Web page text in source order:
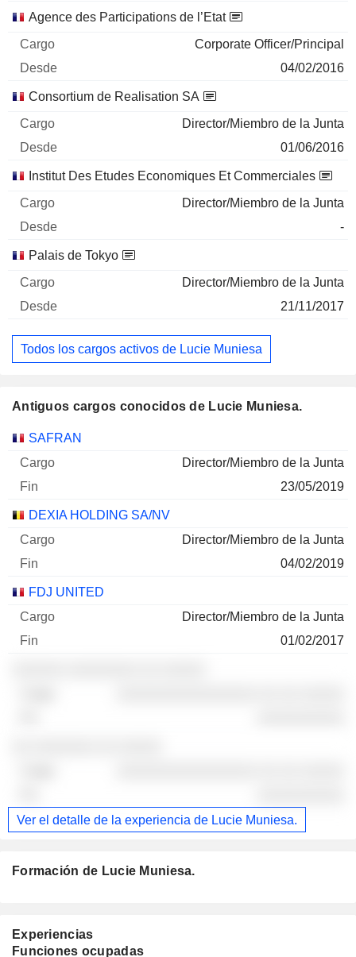
Agence des Participations de l’Etat
Corporate Officer/Principal
04/02/2016
Consortium de Realisation SA
Director/Miembro de la Junta
01/06/2016
Institut Des Etudes Economiques Et Commerciales
Director/Miembro de la Junta
-
Palais de Tokyo
Director/Miembro de la Junta
21/11/2017
Todos los cargos activos de Lucie Muniesa
Antiguos cargos conocidos de Lucie Muniesa.
Empresas Cargo
SAFRAN
Director/Miembro de la Junta
23/05/2019
DEXIA HOLDING SA/NV
Director/Miembro de la Junta
04/02/2019
FDJ UNITED
Director/Miembro de la Junta
01/02/2017
Ver el detalle de la experiencia de Lucie Muniesa.
Formación de Lucie Muniesa.
Experiencias
Funciones ocupadas